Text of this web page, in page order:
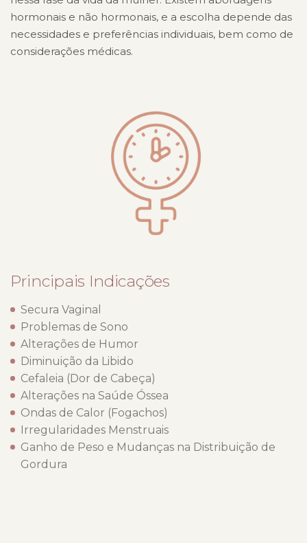
hormonais e não hormonais, e a escolha depende das
necessidades e preferências individuais, bem como de
considerações médicas.
Principais Indicações
Secura Vaginal
Problemas de Sono
Alterações de Humor
Diminuição da Libido
Cefaleia (Dor de Cabeça)
Alterações na Saúde Óssea
Ondas de Calor (Fogachos)
Irregularidades Menstruais
Ganho de Peso e Mudanças na Distribuição de
Gordura